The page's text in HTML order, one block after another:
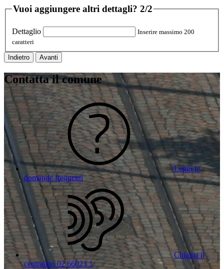
Vuoi aggiungere altri dettagli? 2/2
Dettaglio
Inserire massimo 200
caratteri
Indietro Avanti
Contatta il comune
Leggi le
domande frequenti
Chiama il
centralino 02 66023 1